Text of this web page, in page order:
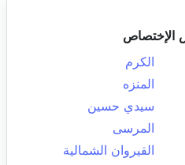
الكرم
المنزه
سيدي حسين
المرسى
القيروان الشمالية